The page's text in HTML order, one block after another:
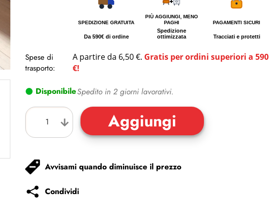
SPEDIZIONE GRATUITA
Da 590€ di ordine
PIÙ AGGIUNGI, MENO
PAGHI
Spedizione
ottimizzata
PAGAMENTI SICURI
Tracciati e protetti
Spese di
trasporto:
A partire da 6,50 €. Gratis per ordini superiori a 590
€!
DisponibileSpedito in 2 giorni lavorativi.
Avvisami quando diminuisce il prezzo
Condividi